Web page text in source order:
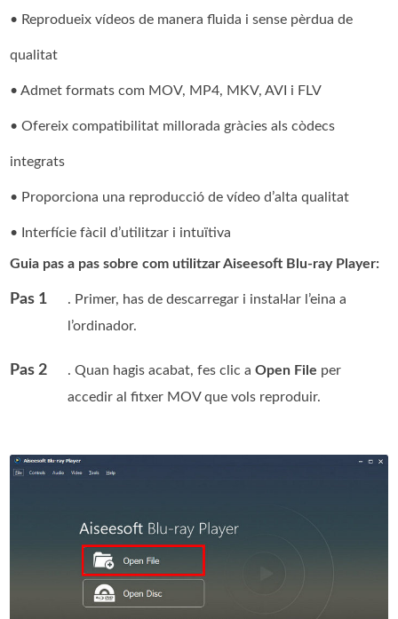
• Reprodueix vídeos de manera fluida i sense pèrdua de
qualitat
• Admet formats com MOV, MP4, MKV, AVI i FLV
• Ofereix compatibilitat millorada gràcies als còdecs
integrats
• Proporciona una reproducció de vídeo d’alta qualitat
• Interfície fàcil d’utilitzar i intuïtiva
Guia pas a pas sobre com utilitzar Aiseesoft Blu-ray Player:
Pas 1
. Primer, has de descarregar i instal·lar l’eina a
l’ordinador.
Pas 2 . Quan hagis acabat, fes clic aOpen File per
accedir al fitxer MOV que vols reproduir.